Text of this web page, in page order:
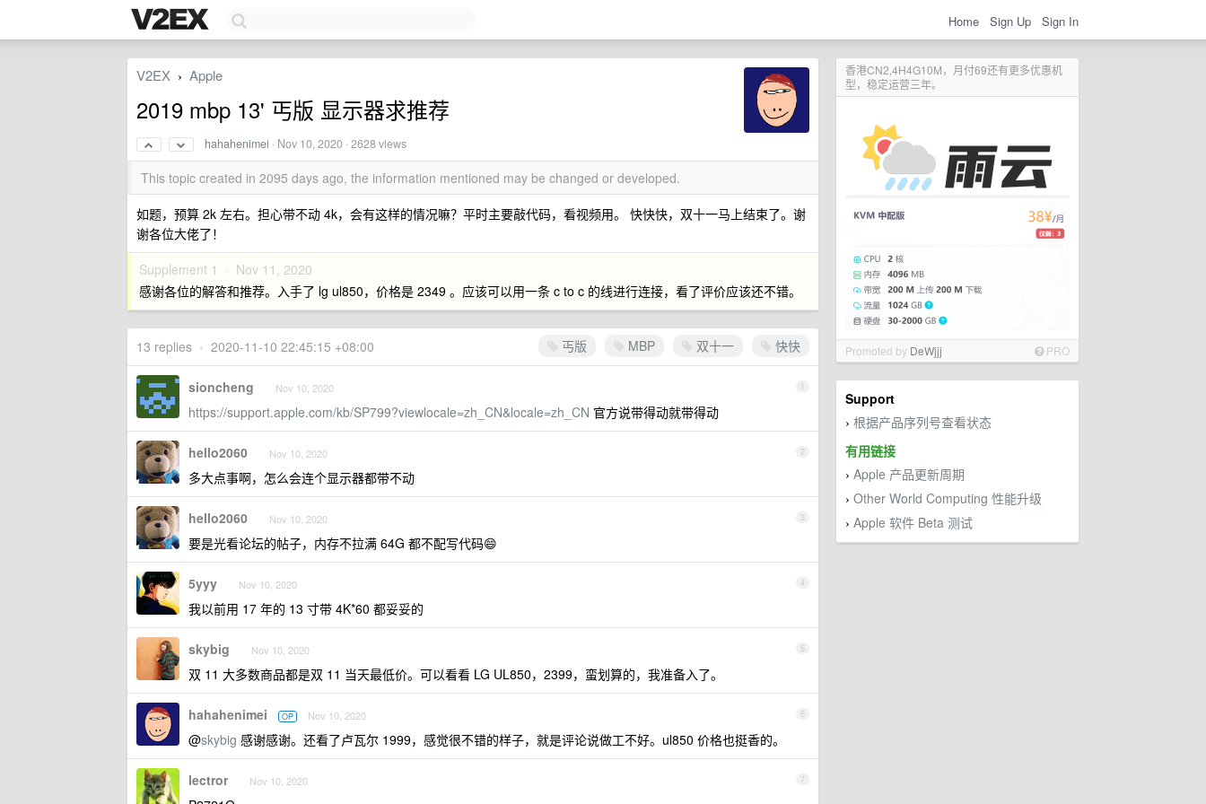
Home Sign Up Sign In
香港CN2,4H4G10M，月付69还有更多优惠机
型，稳定运营三年。
Promoted by DeWjjj PRO
Support
› 根据产品序列号查看状态
有用链接
› Apple 产品更新周期
› Other World Computing 性能升级
› Apple 软件 Beta 测试
V2EX › Apple
2019 mbp 13' 丐版 显示器求推荐
hahahenimei · Nov 10, 2020 · 2628 views
This topic created in 2095 days ago, the information mentioned may be changed or developed.
如题，预算 2k 左右。担心带不动 4k，会有这样的情况嘛？平时主要敲代码，看视频用。 快快快，双十一马上结束了。谢
谢各位大佬了！
Supplement 1 · Nov 11, 2020
感谢各位的解答和推荐。入手了 lg ul850，价格是 2349 。应该可以用一条 c to c 的线进行连接，看了评价应该还不错。
丐版 MBP 双十一 快快
13 replies • 2020-11-10 22:45:15 +08:00
1
sioncheng Nov 10, 2020
https://support.apple.com/kb/SP799?viewlocale=zh_CN&locale=zh_CN 官方说带得动就带得动
2
hello2060 Nov 10, 2020
多大点事啊，怎么会连个显示器都带不动
3
hello2060 Nov 10, 2020
要是光看论坛的帖子，内存不拉满 64G 都不配写代码😄
4
5yyy Nov 10, 2020
我以前用 17 年的 13 寸带 4K*60 都妥妥的
5
skybig Nov 10, 2020
双 11 大多数商品都是双 11 当天最低价。可以看看 LG UL850，2399，蛮划算的，我准备入了。
6
hahahenimei OP Nov 10, 2020
@skybig 感谢感谢。还看了卢瓦尔 1999，感觉很不错的样子，就是评论说做工不好。ul850 价格也挺香的。
7
lectror Nov 10, 2020